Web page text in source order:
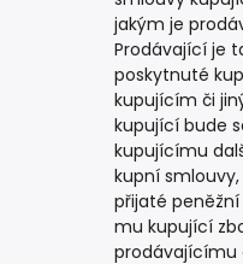
jakým je
Prodávající je
poskytnuté
kupujícím či
kupující bude
kupujícímu
kupní
přijaté
mu kupující
prodávajícímu